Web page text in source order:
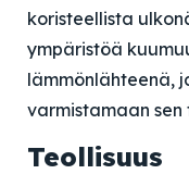
koristeellista
ympäristöä
lämmönlähteenä,
varmistamaan
Teollisuus